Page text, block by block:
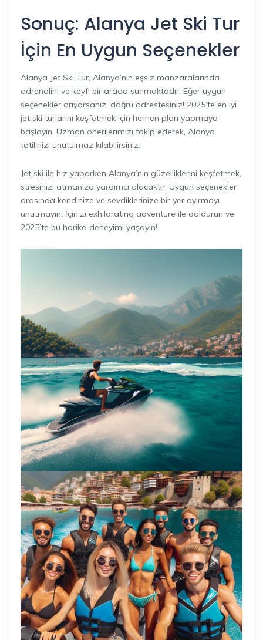
Sonuç: Alanya Jet Ski Tur
İçin En Uygun Seçenekler
Alanya Jet Ski Tur, Alanya’nın eşsiz manzaralarında
adrenalini ve keyfi bir arada sunmaktadır. Eğer uygun
seçenekler arıyorsanız, doğru adrestesiniz! 2025’te en iyi
jet ski turlarını keşfetmek için hemen plan yapmaya
başlayın. Uzman önerilerimizi takip ederek, Alanya
tatilinizi unutulmaz kılabilirsiniz.
Jet ski ile hız yaparken Alanya’nın güzelliklerini keşfetmek,
stresinizi atmanıza yardımcı olacaktır. Uygun seçenekler
arasında kendinize ve sevdiklerinize bir yer ayırmayı
unutmayın. İçinizi exhilarating adventure ile doldurun ve
2025’te bu harika deneyimi yaşayın!